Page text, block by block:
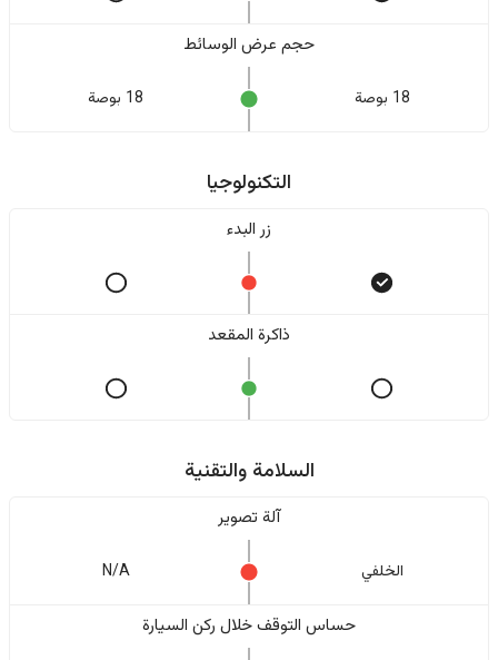
حجم عرض الوسائط
18 بوصة 18 بوصة
التكنولوجيا
زر البدء
ذاكرة المقعد
السلامة والتقنية
آلة تصوير
الخلفي N/A
حساس التوقف خلال ركن السيارة